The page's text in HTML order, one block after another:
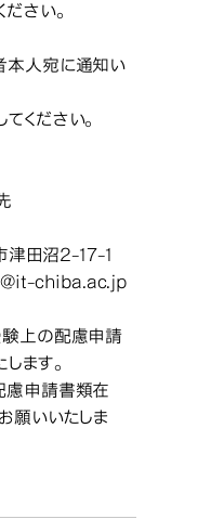
さい。
本人宛に通知い
ください。
田沼2-17-1
chiba.ac.jp
上の配慮申請
ます。
慮申請書類在
願いいたしま